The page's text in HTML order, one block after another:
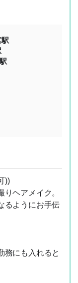
))
ヘアメイク。
るようにお手伝
務にも入れると